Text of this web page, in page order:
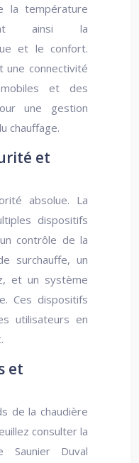
la température
ainsi la
et le confort.
une connectivité
et des
une gestion
chauffage.
et
absolue. La
dispositifs
contrôle de la
surchauffe, un
et un système
Ces dispositifs
utilisateurs en
et
de la chaudière
consulter la
Saunier Duval